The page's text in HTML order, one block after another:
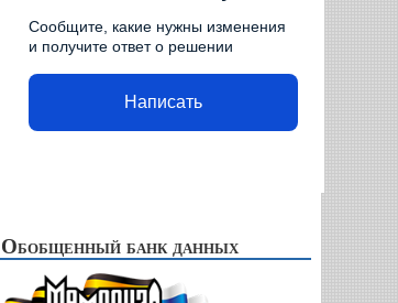
Сообщите, какие нужны изменения
и получите ответ о решении
Написать
Обобщенный банк данных